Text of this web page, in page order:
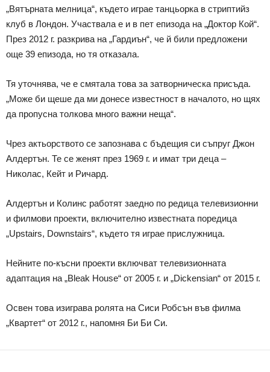
„Вятърната мелница“, където играе танцьорка в стриптийз
клуб в Лондон. Участвала е и в пет епизода на „Доктор Кой“.
През 2012 г. разкрива на „Гардиън“, че й били предложени
още 39 епизода, но тя отказала.
Тя уточнява, че е смятала това за затворническа присъда.
„Може би щеше да ми донесе известност в началото, но щях
да пропусна толкова много важни неща“.
Чрез актьорството се запознава с бъдещия си съпруг Джон
Алдертън. Те се женят през 1969 г. и имат три деца –
Николас, Кейт и Ричард.
Алдертън и Колинс работят заедно по редица телевизионни
и филмови проекти, включително известната поредица
„Upstairs, Downstairs“, където тя играе прислужница.
Нейните по-късни проекти включват телевизионната
адаптация на „Bleak House“ от 2005 г. и „Dickensian“ от 2015 г.
Освен това изиграва ролята на Сиси Робсън във филма
„Квартет“ от 2012 г., напомня Би Би Си.